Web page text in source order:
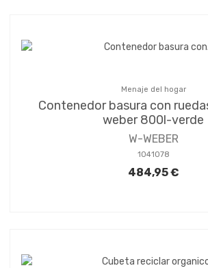
Menaje del hogar
Contenedor basura con
weber 800l-verde
W-WEBER
1041078
484,95 €